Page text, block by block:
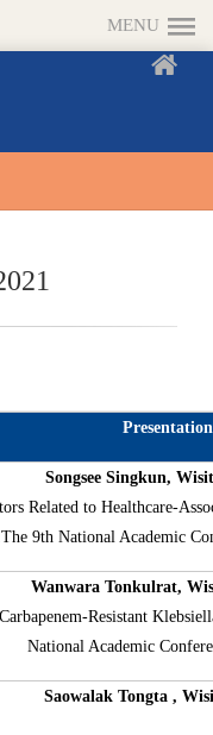
MENU
Songsee Singkun,
Related to Healthcare-
9th National Academic
Wanwara Tonkulrat,
Resistant
National Academic
Saowalak Tongta ,